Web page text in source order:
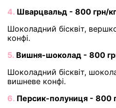
4. Шварцвальд - 800 грн/кг
Шоколадний бісквіт,
конфі.
5. Вишня-шоколад - 800
Шоколадний бісквіт,
вишневе конфі.
6. Персик-полуниця - 800